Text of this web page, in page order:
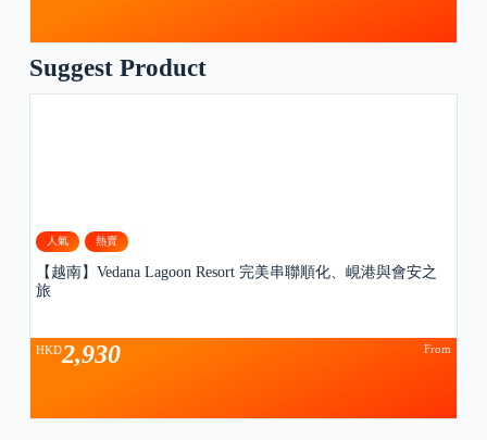
Suggest Product
人氣 熱賣
【越南】Vedana Lagoon Resort 完美串聯順化、峴港與會安之
旅
From
HKD2,930